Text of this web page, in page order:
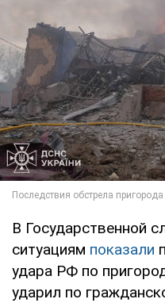
В Государственной
ситуациям показали
удара РФ по
ударил по